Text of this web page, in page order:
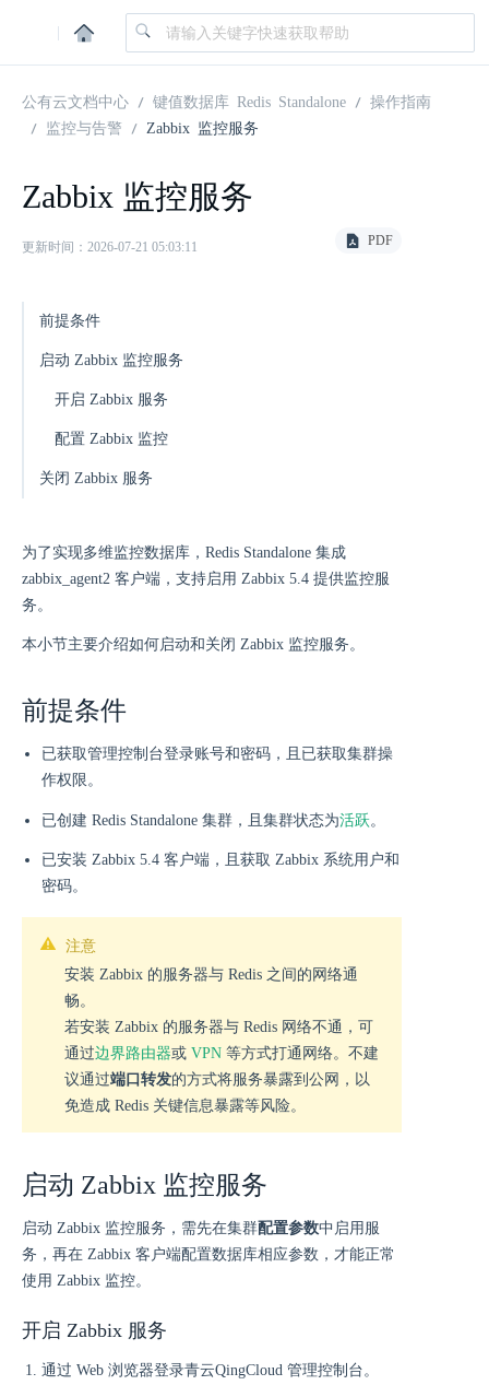
|
公有云文档中心 键值数据库 Redis Standalone
操作指南
监控与告警
Zabbix 监控服务
Zabbix 监控服务
更新时间：2026-07-21 05:03:11 PDF
前提条件
启动 Zabbix 监控服务
开启 Zabbix 服务
配置 Zabbix 监控
关闭 Zabbix 服务
为了实现多维监控数据库，Redis Standalone 集成
zabbix_agent2 客户端，支持启用 Zabbix 5.4 提供监控服
务。
本小节主要介绍如何启动和关闭 Zabbix 监控服务。
前提条件
已获取管理控制台登录账号和密码，且已获取集群操
作权限。
已创建 Redis Standalone 集群，且集群状态为活跃。
已安装 Zabbix 5.4 客户端，且获取 Zabbix 系统用户和
密码。
注意
安装 Zabbix 的服务器与 Redis 之间的网络通
畅。
若安装 Zabbix 的服务器与 Redis 网络不通，可
通过边界路由器或 VPN 等方式打通网络。不建
议通过端口转发的方式将服务暴露到公网，以
免造成 Redis 关键信息暴露等风险。
启动 Zabbix 监控服务
启动 Zabbix 监控服务，需先在集群配置参数中启用服
务，再在 Zabbix 客户端配置数据库相应参数，才能正常
使用 Zabbix 监控。
开启 Zabbix 服务
通过 Web 浏览器登录青云QingCloud 管理控制台。